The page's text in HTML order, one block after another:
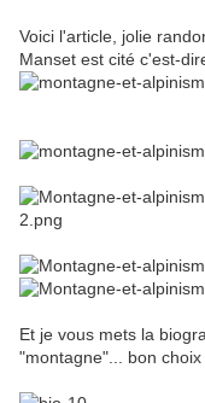
Voici l'article, jolie
Manset est cité c'est-
Et je vous mets la
"montagne"... bon